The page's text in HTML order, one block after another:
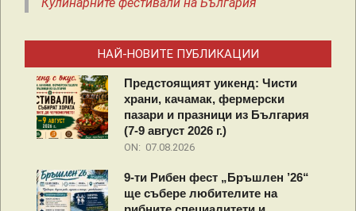
Кулинарните фестивали на България
НАЙ-НОВИТЕ ПУБЛИКАЦИИ
Предстоящият уикенд: Чисти
храни, качамак, фермерски
пазари и празници из България
(7-9 август 2026 г.)
ON: 07.08.2026
9-ти Рибен фест „Бръшлен ’26“
ще събере любителите на